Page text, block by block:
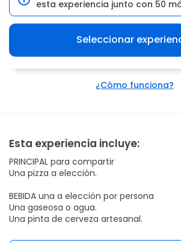
esta experiencia junto con 50
Seleccionar
¿Cómo funciona?
Esta experiencia incluye:
PRINCIPAL para compartir
Una pizza a elección.
BEBIDA una a elección por persona
Una gaseosa o agua.
Una pinta de cerveza artesanal.